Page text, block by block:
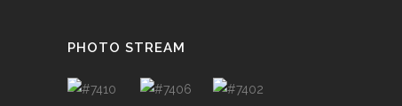
PHOTO STREAM